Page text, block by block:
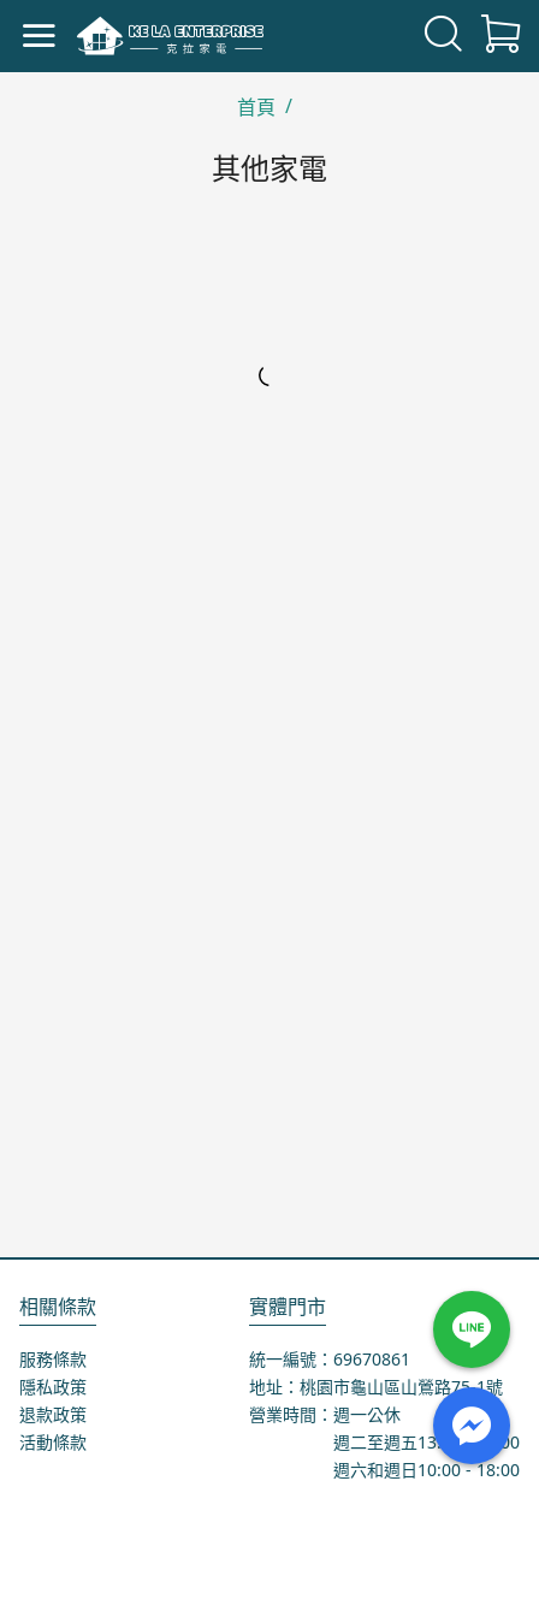
首頁 /
其他家電
相關條款
服務條款
隱私政策
退款政策
活動條款
實體門市
統一編號：69670861
地址：桃園市龜山區山鶯路75-1號
營業時間：週一公休
週二至週五13:00 - 18:00
週六和週日10:00 - 18:00